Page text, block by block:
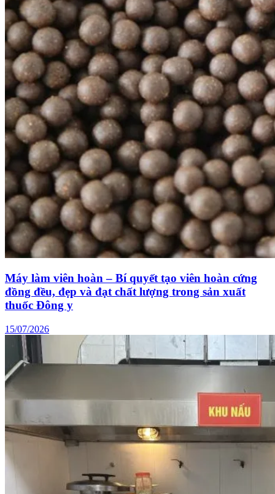
Máy làm viên hoàn – Bí quyết tạo viên hoàn cứng
đồng đều, đẹp và đạt chất lượng trong sản xuất
thuốc Đông y
15/07/2026